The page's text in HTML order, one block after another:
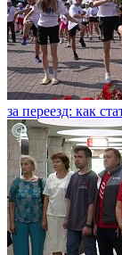
за переезд: как